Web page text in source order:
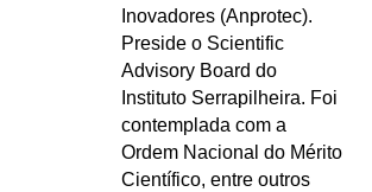
Inovadores (Anprotec).
Preside o Scientific
Advisory Board do
Instituto Serrapilheira. Foi
contemplada com a
Ordem Nacional do Mérito
Científico, entre outros